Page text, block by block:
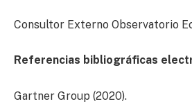
Consultor Externo Observatorio
Referencias bibliográficas
Gartner Group (2020).